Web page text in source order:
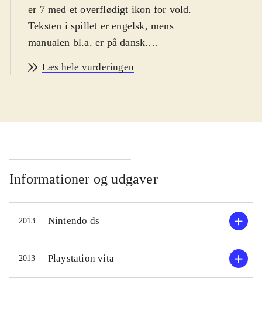
er 7 med et overflødigt ikon for vold.
Teksten i spillet er engelsk, mens
manualen bl.a. er på dansk.
øvrige Lego-titler.
spillefilm og tegnefilm at blive omsat
Harry Potter og Indiana Jones. Nu er
turen kommet til Marvels superhelte.
Spillet foregår i New York, hvor
alverdens superhelte samles for at
bekæmpe Dr. Doom og hans
kumpaner. Spillet indeholder 15
levels med hver 3 baner. Spillet
Læs hele vurderingen
Informationer og udgaver
2013 Nintendo ds
2013 Playstation vita